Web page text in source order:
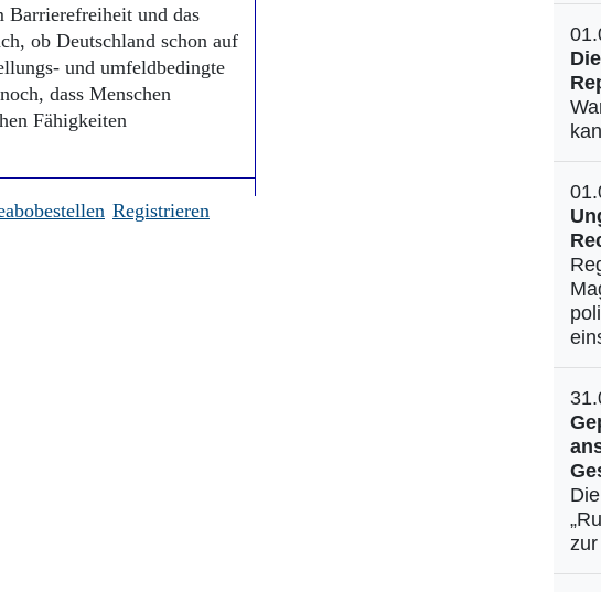
Barrierefreiheit und das
ob Deutschland schon auf
und umfeldbedingte
dass Menschen
Fähigkeiten
Registrieren